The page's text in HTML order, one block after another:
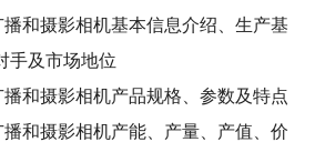
和摄影相机基本信息介绍、生产基
手及市场地位
和摄影相机产品规格、参数及特点
和摄影相机产能、产量、产值、价